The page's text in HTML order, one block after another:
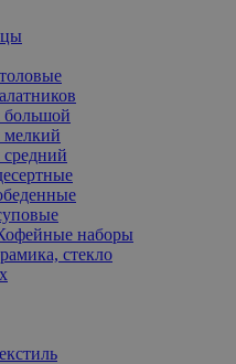
большой
мелкий
наборы
стекло